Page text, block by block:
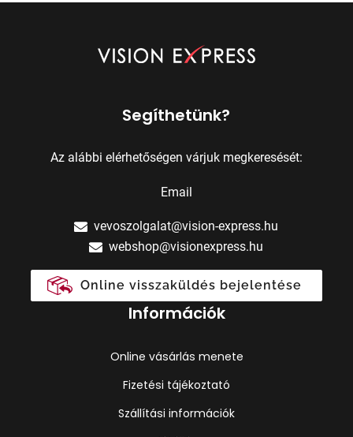
Segíthetünk?
Az alábbi elérhetőségen várjuk megkeresését:
Email
vevoszolgalat@vision-express.hu
webshop@visionexpress.hu
Online visszaküldés bejelentése
Információk
Online vásárlás menete
Fizetési tájékoztató
Szállítási információk